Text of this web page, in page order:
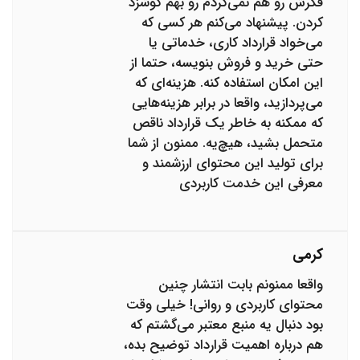
کردن. پیشنهاد می‌کنم هر کسی که
می‌خواد قرارداد کاری، خدماتی یا
حتی خرید و فروش بنویسه، حتما از
این امکان استفاده کنه. هزینه‌ای که
می‌پردازید، واقعا در برابر هزینه‌هایی
که ممکنه به خاطر یک قرارداد ناقص
متحمل بشید، هیچ‌یه. ممنون از شما
برای تولید این محتوای ارزشمند و
معرفی این خدمت کاربردی
کرمی
واقعا ممنونم بابت انتشار چنین
محتوای کاربردی و روانی! خیلی وقت
بود دنبال یه منبع معتبر می‌گشتم که
هم درباره اهمیت قرارداد توضیح بده،